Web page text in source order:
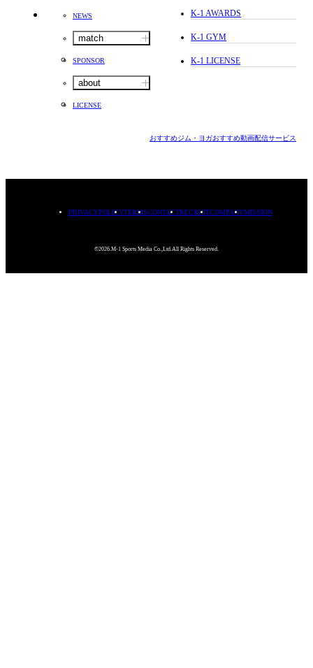
NEWS
match
SPONSOR
about
LICENSE
K-1 AWARDS
K-1 GYM
K-1 LICENSE
おすすめジム・ヨガおすすめ動画配信サービス
PRIVACYPOLICYTERMSCONTACTRECRUITCOMPANYMISSION
©2026.M-1 Sports Media Co.,Ltd.All Rights Reserved.